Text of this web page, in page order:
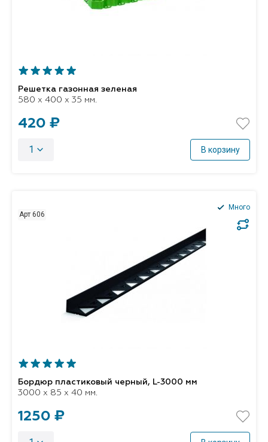
Решетка газонная зеленая
580 x 400 x 35 мм.
420 ₽
1 В корзину
Арт 606
Много
Бордюр пластиковый черный, L-3000 мм
3000 x 85 x 40 мм.
1250 ₽